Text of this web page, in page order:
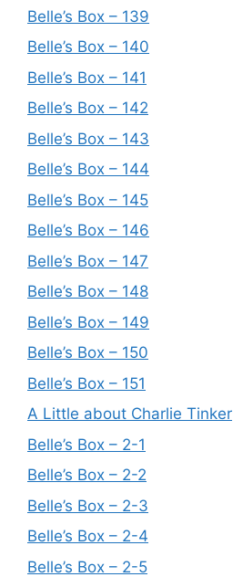
Belle’s Box – 139
Belle’s Box – 140
Belle’s Box – 141
Belle’s Box – 142
Belle’s Box – 143
Belle’s Box – 144
Belle’s Box – 145
Belle’s Box – 146
Belle’s Box – 147
Belle’s Box – 148
Belle’s Box – 149
Belle’s Box – 150
Belle’s Box – 151
A Little about Charlie Tinker
Belle’s Box – 2-1
Belle’s Box – 2-2
Belle’s Box – 2-3
Belle’s Box – 2-4
Belle’s Box – 2-5